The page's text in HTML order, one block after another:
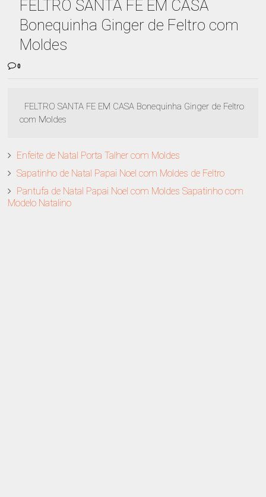
FELTRO SANTA FE EM CASA
Bonequinha Ginger de Feltro com
Moldes
0
FELTRO SANTA FE EM CASA Bonequinha Ginger de Feltro
com Moldes
Enfeite de Natal Porta Talher com Moldes
Sapatinho de Natal Papai Noel com Moldes de Feltro
Pantufa de Natal Papai Noel com Moldes Sapatinho com
Modelo Natalino